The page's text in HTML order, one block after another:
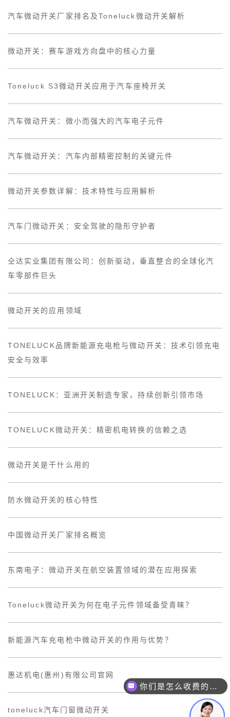
汽车微动开关厂家排名及Toneluck微动开关解析
微动开关：赛车游戏方向盘中的核心力量
Toneluck S3微动开关应用于汽车座椅开关
汽车微动开关：微小而强大的汽车电子元件
汽车微动开关：汽车内部精密控制的关键元件
微动开关参数详解：技术特性与应用解析
汽车门微动开关：安全驾驶的隐形守护者
仝达实业集团有限公司：创新驱动，垂直整合的全球化汽
车零部件巨头
微动开关的应用领域
TONELUCK品牌新能源充电枪与微动开关：技术引领充电
安全与效率
TONELUCK：亚洲开关制造专家，持续创新引领市场
TONELUCK微动开关：精密机电转换的信赖之选
微动开关是干什么用的
防水微动开关的核心特性
中国微动开关厂家排名概览
东南电子：微动开关在航空装置领域的潜在应用探索
Toneluck微动开关为何在电子元件领域备受青睐？
新能源汽车充电枪中微动开关的作用与优势？
惠达机电(惠州)有限公司官网
toneluck汽车门窗微动开关